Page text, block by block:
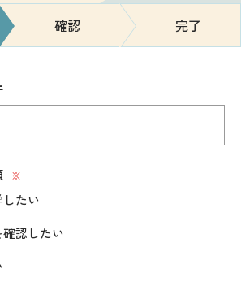
確認 完了
※
たい
認したい